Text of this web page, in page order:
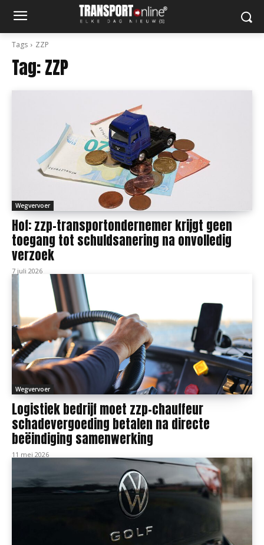
Tags ZZP
Tag:ZZP
Wegvervoer
Hof: zzp-transportondernemer krijgt geen
toegang tot schuldsanering na onvolledig
verzoek
7 juli 2026
Wegvervoer
Logistiek bedrijf moet zzp-chauffeur
schadevergoeding betalen na directe
beëindiging samenwerking
11 mei 2026